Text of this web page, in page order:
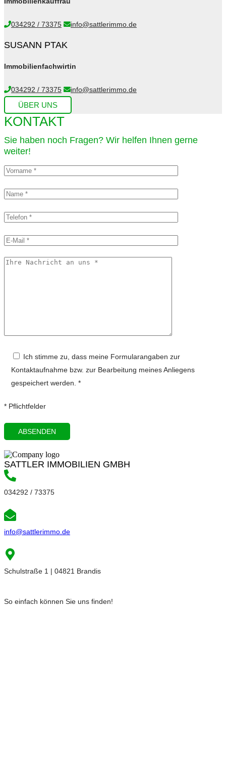
034292 / 73375 info@sattlerimmo.de
SUSANN PTAK
Immobilienfachwirtin
034292 / 73375 info@sattlerimmo.de
ÜBER UNS
KONTAKT
Sie haben noch Fragen? Wir helfen Ihnen gerne
weiter!​
Ich stimme zu, dass meine Formularangaben zur
Kontaktaufnahme bzw. zur Bearbeitung meines Anliegens
gespeichert werden. *
* Pflichtfelder
SATTLER IMMOBILIEN GMBH
034292 / 73375
info@sattlerimmo.de
Schulstraße 1 | 04821 Brandis
So einfach können Sie uns finden!